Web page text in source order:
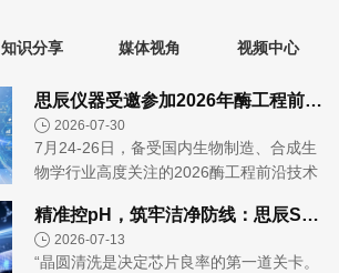
知识分享 媒体视角 视频中心
思辰仪器受邀参加2026年酶工程前沿技术与创新发展大会
2026-07-30
7月24-26日，备受国内生物制造、合成生
物学行业高度关注的2026酶工程前沿技术
官。本次大会院士领衔、大咖云集，30余
位国内酶工程领域顶尖专家...
精准控pH，筑牢洁净防线：思辰SC-100A在上海半导体晶圆企业圆满通过验收
2026-07-13
“晶圆清洗是决定芯片良率的第一道关卡。